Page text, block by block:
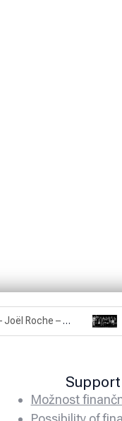
Rozhovor – Joël Roche – 12.4.2025 – Praha, Karlín
Možnost